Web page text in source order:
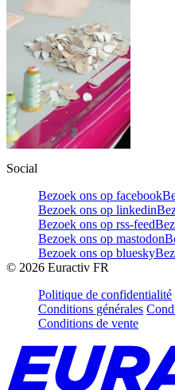
Social
Bezoek ons op facebook
Bezoek ons op linkedin
Bezoek ons op rss-feed
Bezoek ons op mastodon
Bezoek ons op bluesky
© 2026 Euractiv FR
Politique de confidentialité
Conditions générales
Conditions de vente